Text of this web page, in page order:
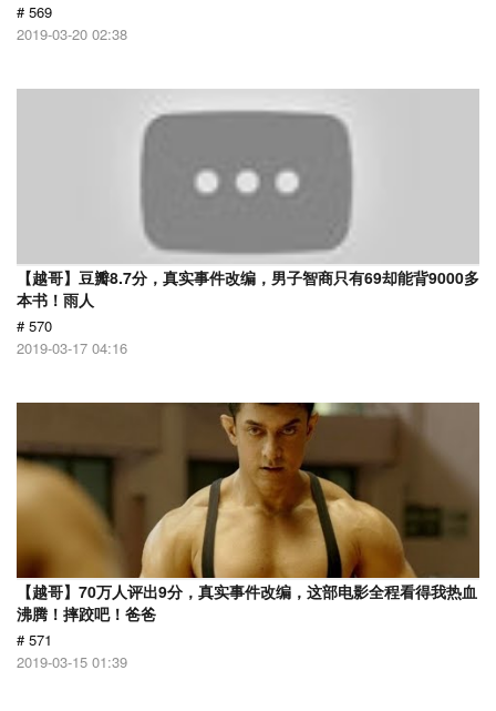
# 569
2019-03-20 02:38
【越哥】豆瓣8.7分，真实事件改编，男子智商只有69却能背9000多
本书！雨人
# 570
2019-03-17 04:16
【越哥】70万人评出9分，真实事件改编，这部电影全程看得我热血
沸腾！摔跤吧！爸爸
# 571
2019-03-15 01:39